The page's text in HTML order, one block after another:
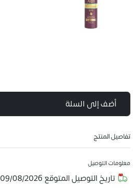
أضف إلى السلة
تفاصيل المنتج
معلومات التوصيل
تاريخ التوصيل المتوقع09/08/2026